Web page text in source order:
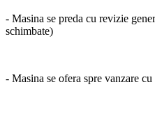
- Masina se preda cu revizie
schimbate)
- Masina se ofera spre vanzare